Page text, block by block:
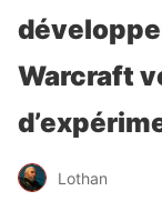
Warcraft
Lothan